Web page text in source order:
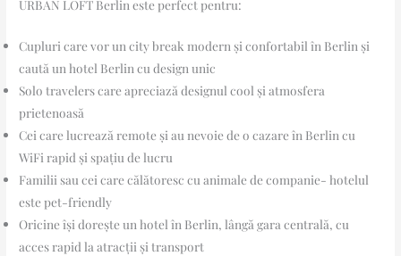
URBAN LOFT Berlin este perfect pentru:
Cupluri care vor un city break modern și confortabil în Berlin și
caută un hotel Berlin cu design unic
Solo travelers care apreciază designul cool și atmosfera
prietenoasă
Cei care lucrează remote și au nevoie de o cazare în Berlin cu
WiFi rapid și spațiu de lucru
Familii sau cei care călătoresc cu animale de companie- hotelul
este pet-friendly
Oricine își dorește un hotel în Berlin, lângă gara centrală, cu
acces rapid la atracții și transport